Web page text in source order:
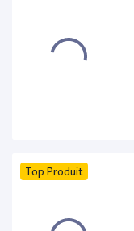
Top Produit